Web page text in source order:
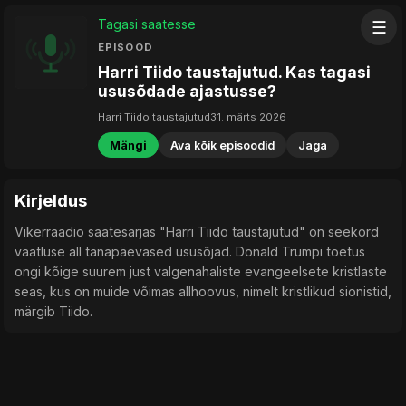
☰
Tagasi saatesse
EPISOOD
Harri Tiido taustajutud. Kas tagasi
ususõdade ajastusse?
Harri Tiido taustajutud31. märts 2026
Mängi Ava kõik episoodid Jaga
Kirjeldus
Vikerraadio saatesarjas "Harri Tiido taustajutud" on seekord
vaatluse all tänapäevased ususõjad. Donald Trumpi toetus
ongi kõige suurem just valgenahaliste evangeelsete kristlaste
seas, kus on muide võimas allhoovus, nimelt kristlikud sionistid,
märgib Tiido.